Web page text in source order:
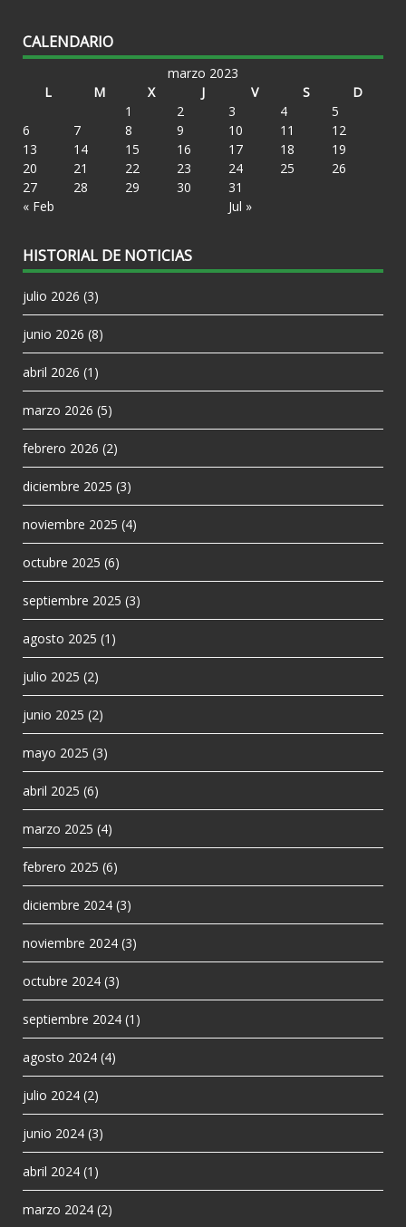
CALENDARIO
marzo 2023
L
M X J V S D
« Feb Jul »
1 2 3 4
5
6
7 8 9 10 11
12
13
14 15 16 17 18
19
20
21 22 23 24 25
26
27
28 29 30 31
HISTORIAL DE NOTICIAS
julio 2026 (3)
junio 2026 (8)
abril 2026 (1)
marzo 2026 (5)
febrero 2026 (2)
diciembre 2025 (3)
noviembre 2025 (4)
octubre 2025 (6)
septiembre 2025 (3)
agosto 2025 (1)
julio 2025 (2)
junio 2025 (2)
mayo 2025 (3)
abril 2025 (6)
marzo 2025 (4)
febrero 2025 (6)
diciembre 2024 (3)
noviembre 2024 (3)
octubre 2024 (3)
septiembre 2024 (1)
agosto 2024 (4)
julio 2024 (2)
junio 2024 (3)
abril 2024 (1)
marzo 2024 (2)